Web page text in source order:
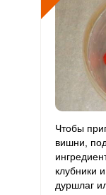
В6
Витамин
Витамин
Витамин
С
Витамин
D
Чтобы
вишни,
клубники
дуршлаг